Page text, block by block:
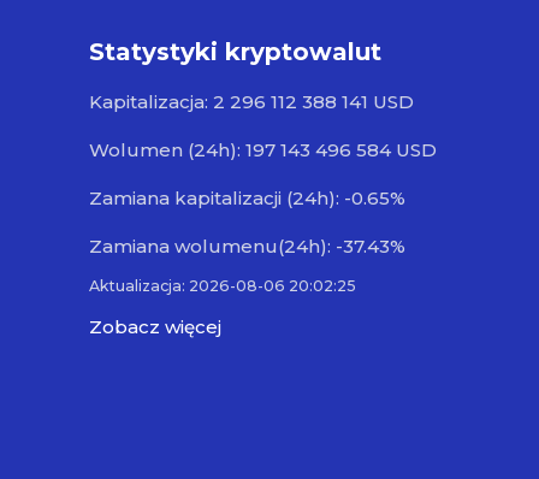
Statystyki kryptowalut
Kapitalizacja: 2 296 112 388 141 USD
Wolumen (24h): 197 143 496 584 USD
Zamiana kapitalizacji (24h): -0.65%
Zamiana wolumenu(24h): -37.43%
Aktualizacja: 2026-08-06 20:02:25
Zobacz więcej